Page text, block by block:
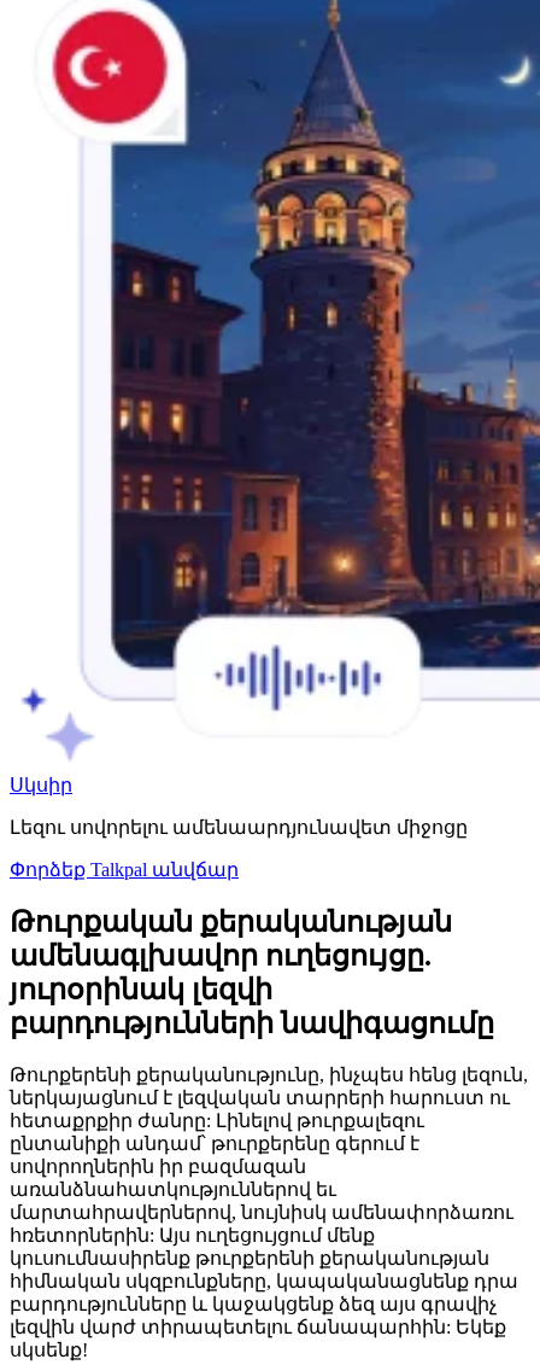
Սկսիր
Լեզու սովորելու ամենաարդյունավետ միջոցը
Փորձեք Talkpal անվճար
Թուրքական քերականության
ամենագլխավոր ուղեցույցը.
յուրօրինակ լեզվի
բարդությունների նավիգացումը
Թուրքերենի քերականությունը, ինչպես հենց լեզուն,
ներկայացնում է լեզվական տարրերի հարուստ ու
հետաքրքիր ժանրը: Լինելով թուրքալեզու
ընտանիքի անդամ՝ թուրքերենը գերում է
սովորողներին իր բազմազան
առանձնահատկություններով եւ
մարտահրավերներով, նույնիսկ ամենափորձառու
հռետորներին: Այս ուղեցույցում մենք
կուսումնասիրենք թուրքերենի քերականության
հիմնական սկզբունքները, կապականացնենք դրա
բարդությունները և կաջակցենք ձեզ այս գրավիչ
լեզվին վարժ տիրապետելու ճանապարհին: Եկեք
սկսենք!